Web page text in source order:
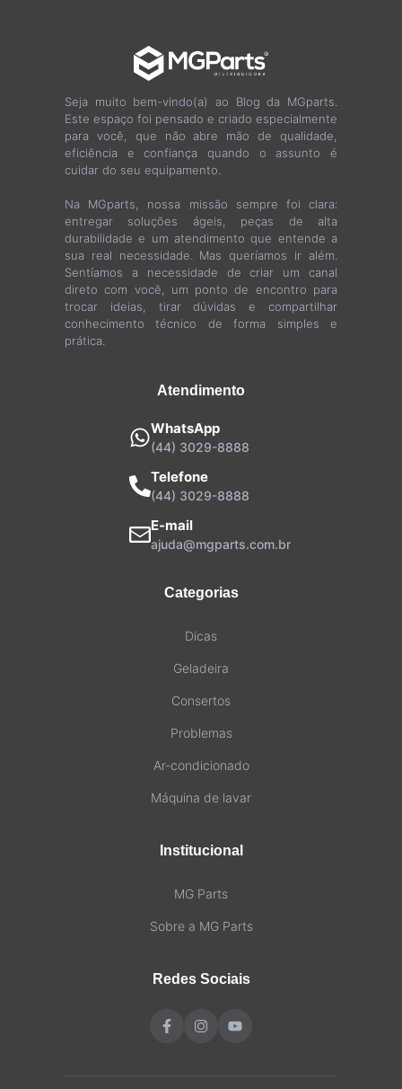
Seja muito bem-vindo(a) ao Blog da MGparts.
Este espaço foi pensado e criado especialmente
para você, que não abre mão de qualidade,
eficiência e confiança quando o assunto é
cuidar do seu equipamento.
Na MGparts, nossa missão sempre foi clara:
entregar soluções ágeis, peças de alta
durabilidade e um atendimento que entende a
sua real necessidade. Mas queríamos ir além.
Sentíamos a necessidade de criar um canal
direto com você, um ponto de encontro para
trocar ideias, tirar dúvidas e compartilhar
conhecimento técnico de forma simples e
prática.
Atendimento
WhatsApp
(44) 3029-8888
Telefone
(44) 3029-8888
E-mail
ajuda@mgparts.com.br
Categorias
Dicas
Geladeira
Consertos
Problemas
Ar-condicionado
Máquina de lavar
Institucional
MG Parts
Sobre a MG Parts
Redes Sociais